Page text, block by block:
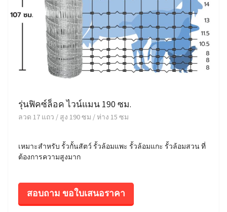
รุ่นฟิคซ์ล็อค ไวน์แมน 190 ซม.
ลวด 17 แถว / สูง 190 ซม / ห่าง 15 ซม
เหมาะสำหรับ รั้วกั้นสัตว์ รั้วล้อมแพะ รั้วล้อมแกะ รั้วล้อมสวน ที่
ต้องการความสูงมาก
สอบถาม ขอใบเสนอราคา